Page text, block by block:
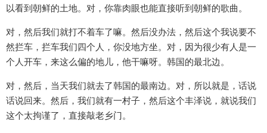
以看到朝鲜的土地。对，你靠肉眼也能直接听到朝鲜的歌曲。
对，然后我们就打不着车了嘛。然后没办法，然后这个我说要不
然拦车，拦车我们四个人，你没地方坐。对，因为很少有人是一
个人开车，来这么偏的地儿，他干嘛呀。韩国的最北边。
对，然后，当天我们就去了韩国的最南边。对，所以就是，话说
话说回来。然后，我们就有一村子，然后这个丰泽说，就说我们
这个太拘谨了，直接敲老乡门。